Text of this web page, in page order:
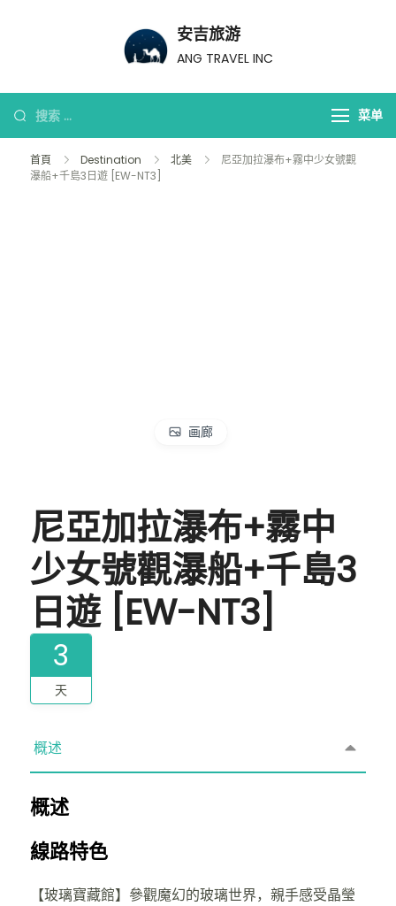
安吉旅游
ANG TRAVEL INC
菜单
首頁 Destination 北美
尼亞加拉瀑布+霧中少女號觀
瀑船+千島3日遊 [EW-NT3]
画廊
尼亞加拉瀑布+霧中
少女號觀瀑船+千島3
日遊 [EW-NT3]
3
天
概述
概述
線路特色
【玻璃寶藏館】參觀魔幻的玻璃世界，親手感受晶瑩